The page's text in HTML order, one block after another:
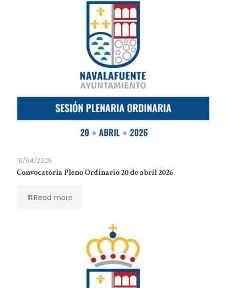
16/04/2026
Convocatoria Pleno Ordinario 20 de abril 2026
Read more